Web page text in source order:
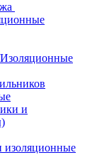
Изоляционные
и
изоляционные